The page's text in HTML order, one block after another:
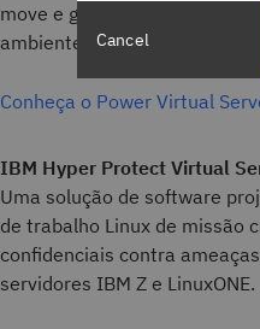
move e gerencia cargas de
ambientes de nuvem e locais.
Conheça o Power Virtual
IBM Hyper Protect Virtual
Uma solução de software
de trabalho Linux de missão
confidenciais contra
servidores IBM Z e LinuxONE.
Cancel